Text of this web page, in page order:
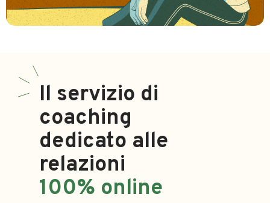
Il servizio di
coaching
dedicato alle
relazioni
100% online